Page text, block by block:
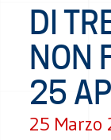
DI
NON
25
25 Marzo